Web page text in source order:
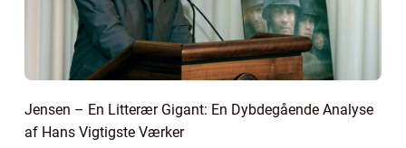
Jensen – En Litterær Gigant: En Dybdegående Analyse
af Hans Vigtigste Værker